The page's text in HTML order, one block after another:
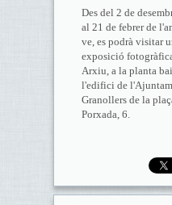
Des del 2 de
al 21 de febrer de
ve, es podrà visitar
exposició
Arxiu, a la planta
l'edifici de
Granollers de la
Porxada, 6.